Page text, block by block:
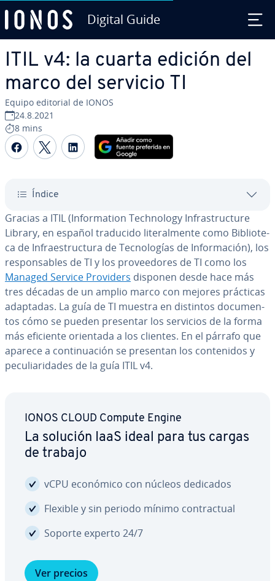
Digital Guide
ITIL v4: la cuarta edición del
marco del servicio TI
Equipo editorial de IONOS
24.8.2021
8 mins
Compartir Facebook
Compartir Twitter
Compartir LinkedIn
Índice
Gracias a ITIL (In­fo­r­ma­tion Te­ch­no­lo­gy In­fra­s­tru­c­tu­re
Library, en español traducido li­te­ra­l­me­n­te como Bi­blio­te­
ca de In­frae­s­tru­c­tu­ra de Te­c­no­lo­gías de In­fo­r­ma­ción), los
re­s­po­n­sa­bles de TI y los pro­vee­do­res de TI como los
Managed Service Providers disponen desde hace más
tres décadas de un amplio marco con mejores prácticas
adaptadas. La guía de TI muestra en distintos do­cu­me­n­
tos cómo se pueden presentar los servicios de la forma
más eficiente orientada a los clientes. En el párrafo que
aparece a co­n­ti­nua­ción se presentan los co­n­te­ni­dos y
pe­cu­lia­ri­da­des de la guía ITIL v4.
IONOS CLOUD Compute Engine
La solución IaaS ideal para tus cargas
de trabajo
vCPU económico con núcleos dedicados
Flexible y sin periodo mínimo co­n­tra­c­tual
Soporte experto 24/7
Ver precios